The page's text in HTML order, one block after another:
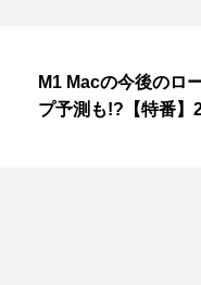
M1 Macの今後のロ
プ予測も!?【特番】